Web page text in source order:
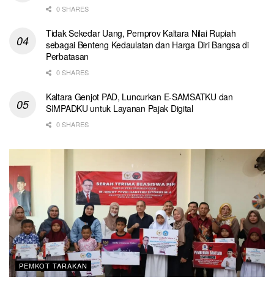
0 SHARES
Tidak Sekedar Uang, Pemprov Kaltara Nilai Rupiah
sebagai Benteng Kedaulatan dan Harga Diri Bangsa di
Perbatasan
0 SHARES
Kaltara Genjot PAD, Luncurkan E-SAMSATKU dan
SIMPADKU untuk Layanan Pajak Digital
0 SHARES
PEMKOT TARAKAN